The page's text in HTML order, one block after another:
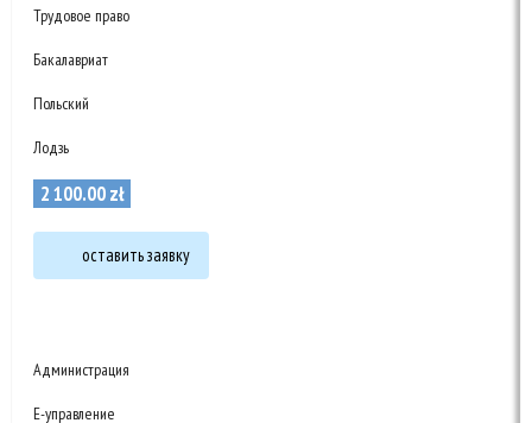
Трудовое право
Бакалавриат
Польский
Лодзь
2 100.00zł
оставить заявку
Администрация
Е-управление